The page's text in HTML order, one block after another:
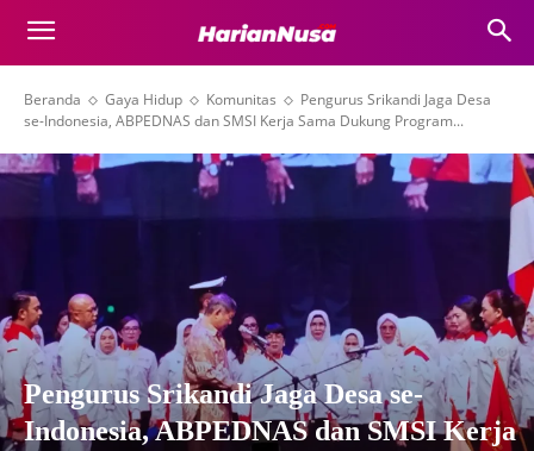
Beranda Gaya Hidup Komunitas
Pengurus Srikandi Jaga Desa
se-Indonesia, ABPEDNAS dan SMSI Kerja Sama Dukung Program...
Pengurus Srikandi Jaga Desa se-
Indonesia, ABPEDNAS dan SMSI Kerja